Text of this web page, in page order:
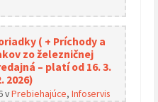
( + Príchody a
zo železničnej
– platí od 16. 3.
2026)
vPrebiehajúce, Infoservis